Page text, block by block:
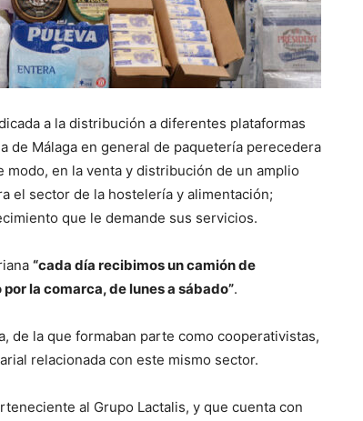
a la distribución a diferentes plataformas
de Málaga en general de paquetería perecedera
en la venta y distribución de un amplio
el sector de la hostelería y alimentación;
que le demande sus servicios.
“cada día recibimos un camión de
la comarca, de lunes a sábado”.
de la que formaban parte como cooperativistas,
relacionada con este mismo sector.
al Grupo Lactalis, y que cuenta con